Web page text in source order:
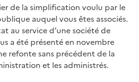
de la simplification voulu par le
auquel vous êtes associés.
au service d’une société de
a été présenté en novembre
refonte sans précédent de la
et les administrés.